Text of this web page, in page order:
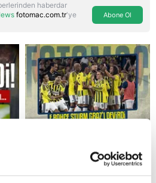
haberdar
fotomac.com.tr'ye
Abone Ol